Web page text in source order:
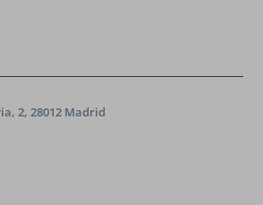
2, 28012 Madrid